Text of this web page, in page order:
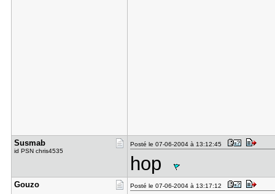
Susmab
id PSN chris4535
Posté le 07-06-2004 à 13:12:45
hop
Gouzo Posté le 07-06-2004 à 13:17:12